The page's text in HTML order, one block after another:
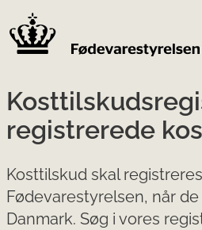
registrerede
Kosttilskud skal
Fødevarestyrelsen, når
Danmark. Søg i vores